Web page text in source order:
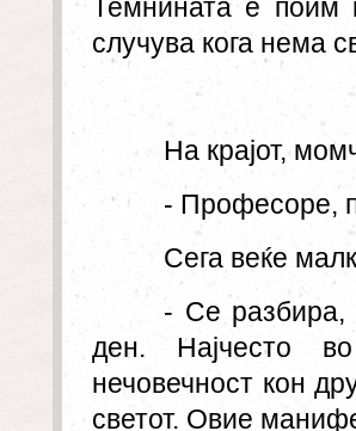
Темнината е поим
случува кога нема
На крајот,
- Професоре,
Сега веќе
- Се разбира,
ден. Најчесто
нечовечност кон
светот. Овие